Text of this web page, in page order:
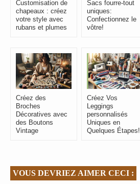
Customisation de
chapeaux : créez
votre style avec
rubans et plumes
Sacs fourre-tout
uniques:
Confectionnez le
vôtre!
Créez des
Broches
Décoratives avec
des Boutons
Vintage
Créez Vos
Leggings
personnalisés
Uniques en
Quelques Étapes!
VOUS DEVRIEZ AIMER CECI :